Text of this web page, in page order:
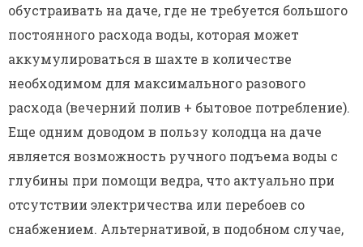
обустраивать на даче, где не требуется большого
постоянного расхода воды, которая может
аккумулироваться в шахте в количестве
необходимом для максимального разового
расхода (вечерний полив + бытовое потребление).
Еще одним доводом в пользу колодца на даче
является возможность ручного подъема воды с
глубины при помощи ведра, что актуально при
отсутствии электричества или перебоев со
снабжением. Альтернативой, в подобном случае,